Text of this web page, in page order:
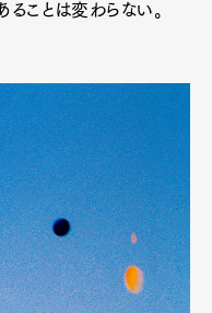
ことは変わらない。